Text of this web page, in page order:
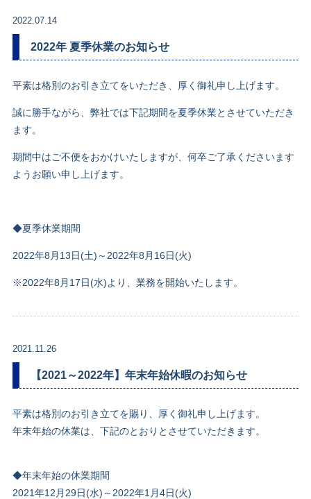
2022.07.14
2022年 夏季休業のお知らせ
平素は格別のお引き立てをいただき、厚く御礼申し上げます。
誠に勝手ながら、弊社では下記期間を夏季休業とさせていただき
ます。
期間中はご不便をおかけいたしますが、何卒ご了承くださいます
ようお願い申し上げます。
◆夏季休業期間
2022年8 月 13日(土) ～ 2022年8 月 16日(火)
※2022年8 月 17日(水)より、業務を開始いたします。
2021.11.26
【2021～2022年】年末年始休暇のお知らせ
平素は格別のお引き立てを賜り、厚く御礼申し上げます。
年末年始の休業は、下記のとおりとさせていただきます。
◆年末年始の休業期間
2021年12月29日(水)～2022年1月4日(火)